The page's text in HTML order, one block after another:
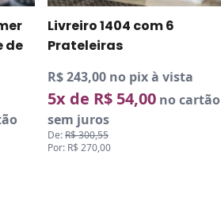
de
Livreiro 1404 com 6
Prateleiras
R$ 243,00 no pix à vista
5x de R$ 54,00 no cartão
sem juros
De:R$ 300,55
Por: R$ 270,00